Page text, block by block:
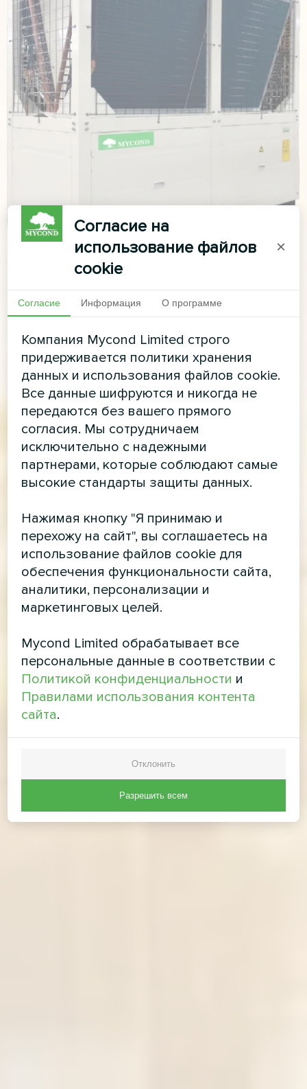
Согласие на
использование файлов
cookie
×
Согласие Информация О программе
Компания Mycond Limited строго
придерживается политики хранения
данных и использования файлов cookie.
Все данные шифруются и никогда не
передаются без вашего прямого
согласия. Мы сотрудничаем
исключительно с надежными
партнерами, которые соблюдают самые
высокие стандарты защиты данных.
Нажимая кнопку "Я принимаю и
перехожу на сайт", вы соглашаетесь на
использование файлов cookie для
обеспечения функциональности сайта,
аналитики, персонализации и
маркетинговых целей.
Mycond Limited обрабатывает все
персональные данные в соответствии с
Политикой конфиденциальности и
Правилами использования контента
сайта.
Отклонить
Разрешить всем